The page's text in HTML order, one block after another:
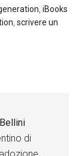
,iBooks
,scrivere un
di